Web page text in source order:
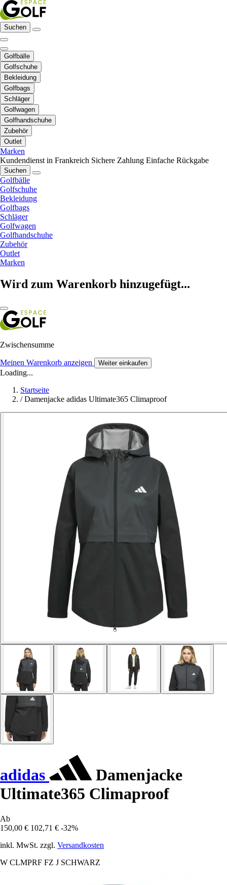
Suchen
Golfbälle
Golfschuhe
Bekleidung
Golfbags
Schläger
Golfwagen
Golfhandschuhe
Zubehör
Outlet
Marken
Kundendienst in Frankreich Sichere Zahlung Einfache Rückgabe
Suchen
Golfbälle
Golfschuhe
Bekleidung
Golfbags
Schläger
Golfwagen
Golfhandschuhe
Zubehör
Outlet
Marken
Wird zum Warenkorb hinzugefügt...
Zwischensumme
Meinen Warenkorb anzeigen Weiter einkaufen
Loading...
Startseite
/ Damenjacke adidas Ultimate365 Climaproof
adidas
Damenjacke
Ultimate365 Climaproof
Ab
150,00 € 102,71 € -32%
inkl. MwSt. zzgl. Versandkosten
W CLMPRF FZ J SCHWARZ